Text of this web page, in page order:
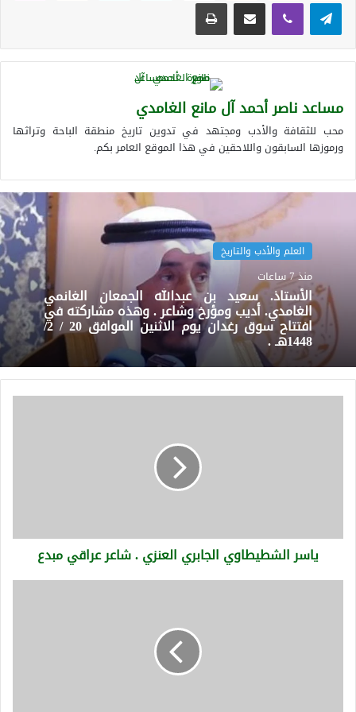
مساعد ناصر أحمد آل مانع الغامدي
محب للثقافة والأدب ومجتهد في تدوين تاريخ منطقة الباحة وتراثها
ورموزها السابقون واللاحقين في هذا الموقع العامر بكم.
العلم والأدب والتاريخ
منذ 7 ساعات
الأستاذ. سعيد بن عبدالله الجمعان الغانمي
الغامدي. أديب ومؤرخ وشاعر . وهذه مشاركته في
افتتاح سوق رغدان يوم الاثنين الموافق 20 / 2/
1448هـ .
ياسر الشطيطاوي الجابري العنزي . شاعر عراقي مبدع